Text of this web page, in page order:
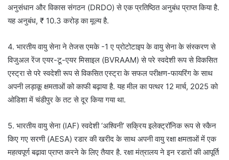
अनुसंधान और विकास संगठन (DRDO) से एक प्रतिष्ठित अनुबंध प्राप्त किया है.
यह अनुबंध, ₹ 10.3 करोड़ का मूल्य है.
4. भारतीय वायु सेना ने तेजस एमके -1 ए प्रोटोटाइप के वायु सेना के संस्करण से
विजुअल रेंज एयर-टू-एयर मिसाइल (BVRAAM) से परे स्वदेशी रूप से विकसित
एस्ट्रा से परे स्वदेशी रूप से विकसित एस्ट्रा के सफल परीक्षण-फायरिंग के साथ
अपनी लड़ाकू क्षमताओं को काफी बढ़ाया है. यह मील का पत्थर 12 मार्च, 2025 को
ओडिशा में चंडीपुर के तट से दूर किया गया था.
5. भारतीय वायु सेना (IAF) स्वदेशी ‘अश्विनी’ सक्रिय इलेक्ट्रॉनिक रूप से स्कैन
किए गए सरणी (AESA) रडार की खरीद के साथ अपनी वायु रक्षा क्षमताओं में एक
महत्वपूर्ण बढ़ावा प्राप्त करने के लिए तैयार है. रक्षा मंत्रालय ने इन रडारों की आपूर्ति